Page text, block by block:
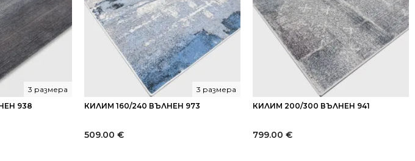
938
3 размера
КИЛИМ 160/240 ВЪЛНЕН 973
3 размера
509.00 €
КИЛИМ 200/300 ВЪЛНЕН 941
799.00 €